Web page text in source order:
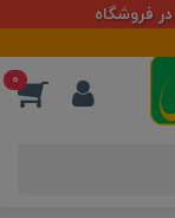
فروشگاه
0